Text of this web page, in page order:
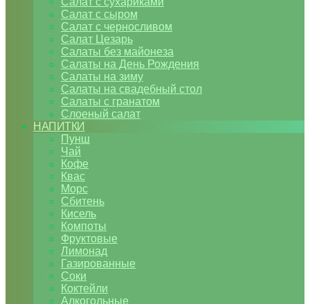
Салат с сыром
Салат с черносливом
Салат Цезарь
Салаты без майонеза
Салаты на День Рождения
Салаты на зиму
Салаты на свадебный стол
Салаты с гранатом
Слоеный салат
НАПИТКИ
Пунш
Чай
Кофе
Квас
Морс
Сбитень
Кисель
Компоты
Фруктовые
Лимонад
Газированные
Соки
Коктейли
Алкогольные